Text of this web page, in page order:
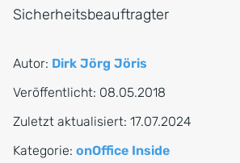
Sicherheitsbeauftragter
Autor: Dirk Jörg Jöris
Veröffentlicht: 08.05.2018
Zuletzt aktualisiert: 17.07.2024
Kategorie: onOffice Inside